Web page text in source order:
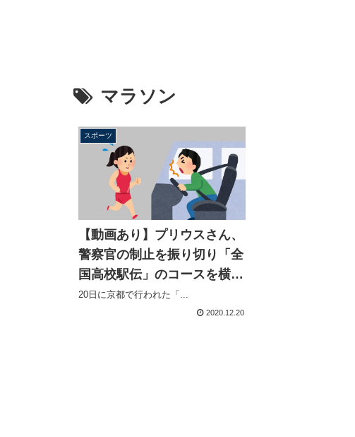
マラソン
スポーツ
【動画あり】プリウスさん、
警察官の制止を振り切り「全
国高校駅伝」のコースを横切
る、女子選手が接触寸前にか
20日に京都で行われた「...
2020.12.20